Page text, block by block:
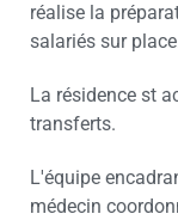
réalise la
salariés sur
La résidence st
transferts.
L'équipe
médecin